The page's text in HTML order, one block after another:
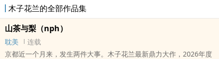
木子花兰的全部作品集
山茶与梨（nph）
耽美
连载
京都近一个月来，发生两件大事。木子花兰最新鼎力大作，2026年度